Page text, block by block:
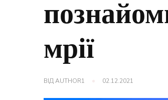
мрії
ВІДAUTHOR1 02.12.2021